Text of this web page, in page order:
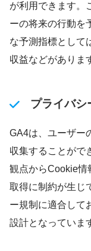
が利用できます。
ーの将来の行動を
な予測指標として
収益などがありま
プライバシ
GA4は、ユーザー
収集することがで
観点からCookie情
取得に制約が生じ
ー規制に適合して
設計となっていま